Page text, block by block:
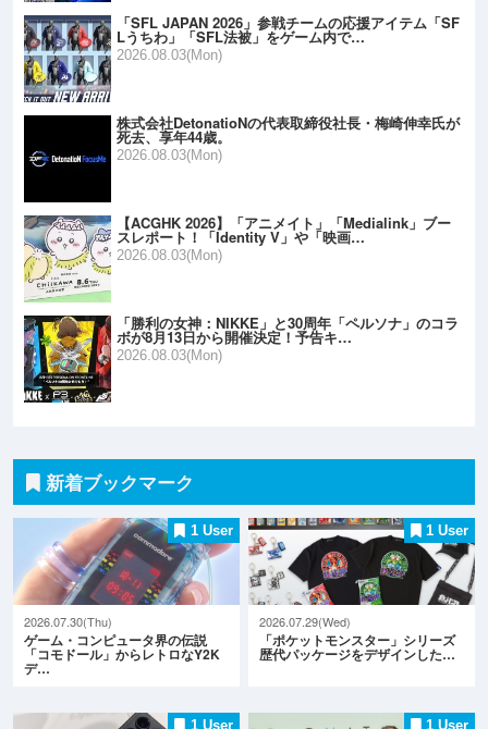
「SFL JAPAN 2026」参戦チームの応援アイテム「SF
Lうちわ」「SFL法被」をゲーム内で…
2026.08.03(Mon)
株式会社DetonatioNの代表取締役社長・梅崎伸幸氏が
死去、享年44歳。
2026.08.03(Mon)
【ACGHK 2026】「アニメイト」「Medialink」ブー
スレポート！「Identity V」や「映画…
2026.08.03(Mon)
「勝利の女神：NIKKE」と30周年「ペルソナ」のコラ
ボが8月13日から開催決定！予告キ…
2026.08.03(Mon)
新着ブックマーク
1 User
2026.07.30(Thu)
ゲーム・コンピュータ界の伝説
「コモドール」からレトロなY2K
デ…
1 User
2026.07.29(Wed)
「ポケットモンスター」シリーズ
歴代パッケージをデザインした…
1 User 1 User